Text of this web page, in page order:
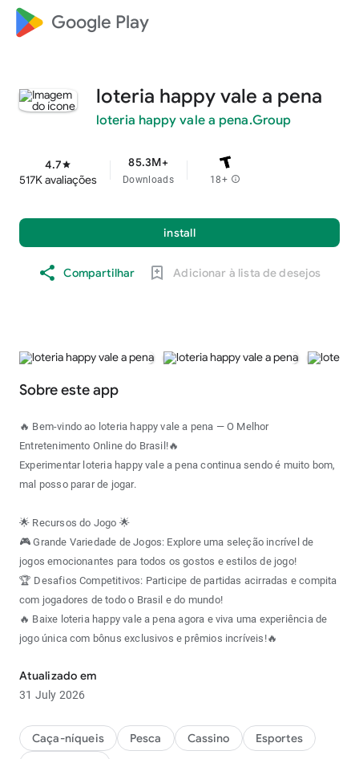
Google Play
loteria happy vale a pena
loteria happy vale a pena.Group
4.7star
517K avaliações
85.3M+
Downloads 18+ info
install
Compartilhar Adicionar à lista de desejos
Sobre este app
🔥 Bem-vindo ao loteria happy vale a pena — O Melhor
Entretenimento Online do Brasil!🔥
Experimentar loteria happy vale a pena continua sendo é muito bom,
mal posso parar de jogar.
🌟 Recursos do Jogo 🌟
🎮 Grande Variedade de Jogos: Explore uma seleção incrível de
jogos emocionantes para todos os gostos e estilos de jogo!
🏆 Desafios Competitivos: Participe de partidas acirradas e compita
com jogadores de todo o Brasil e do mundo!
🔥 Baixe loteria happy vale a pena agora e viva uma experiência de
jogo única com bônus exclusivos e prêmios incríveis!🔥
Atualizado em
31 July 2026
Caça-níqueis Pesca Cassino
Esportes